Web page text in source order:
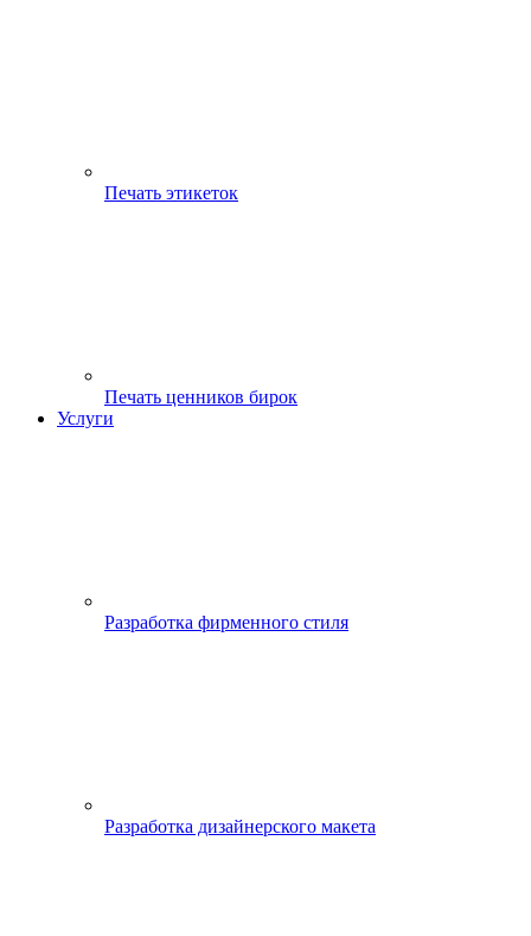
Печать этикеток
Печать ценников бирок
Услуги
Разработка фирменного стиля
Разработка дизайнерского макета